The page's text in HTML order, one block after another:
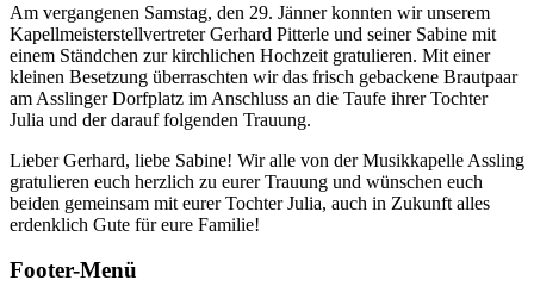
Am vergangenen Samstag, den 29. Jänner konnten wir unserem
Kapellmeisterstellvertreter Gerhard Pitterle und seiner Sabine mit
einem Ständchen zur kirchlichen Hochzeit gratulieren. Mit einer
kleinen Besetzung überraschten wir das frisch gebackene Brautpaar
am Asslinger Dorfplatz im Anschluss an die Taufe ihrer Tochter
Julia und der darauf folgenden Trauung.
Lieber Gerhard, liebe Sabine! Wir alle von der Musikkapelle Assling
gratulieren euch herzlich zu eurer Trauung und wünschen euch
beiden gemeinsam mit eurer Tochter Julia, auch in Zukunft alles
erdenklich Gute für eure Familie!
Footer-Menü